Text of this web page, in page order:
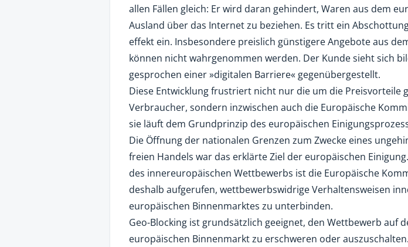
allen Fällen gleich: Er wird daran gehindert, Waren aus dem
Ausland über das Internet zu beziehen. Es tritt ein
effekt ein. Insbesondere preislich günstigere Angebote aus
können nicht wahrgenommen werden. Der Kunde sieht sich
gesprochen einer »digitalen Barriere« gegenübergestellt.
Diese Entwicklung frustriert nicht nur die um die Preisvorteile
Verbraucher, sondern inzwischen auch die Europäische
sie läuft dem Grundprinzip des europäischen
Die Öffnung der nationalen Grenzen zum Zwecke eines
freien Handels war das erklärte Ziel der europäischen
des innereuropäischen Wettbewerbs ist die Europäische
deshalb aufgerufen, wettbewerbswidrige Verhaltensweisen
europäischen Binnenmarktes zu unterbinden.
Geo-Blocking ist grundsätzlich geeignet, den Wettbewerb auf
europäischen Binnenmarkt zu erschweren oder